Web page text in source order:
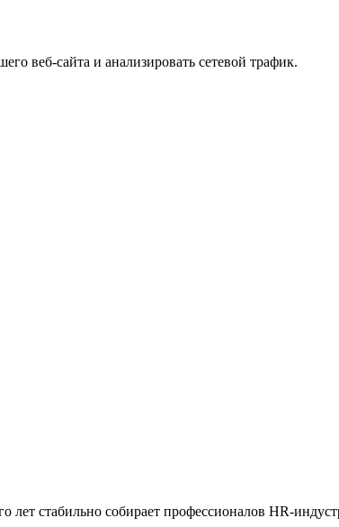
веб-сайта и анализировать сетевой трафик.
стабильно собирает профессионалов HR-